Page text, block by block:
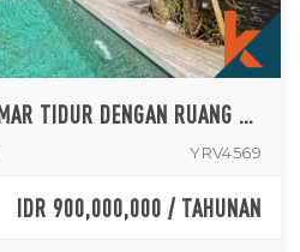
VILA TROPIS EMPAT KAMAR TIDUR DENGAN RUANG KANTOR & KOLAM RENANG MEWAH DI BATU BOLONG
YRV4569
IDR 900,000,000 / TAHUNAN